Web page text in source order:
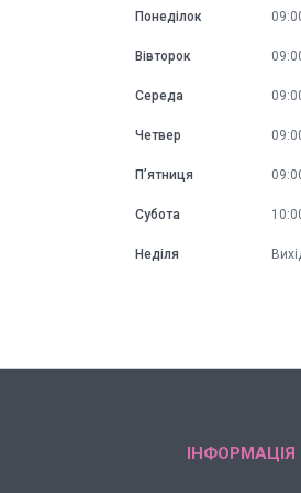
Понеділок
Вівторок
Середа
Четвер
Пʼятниця
Субота
Неділя